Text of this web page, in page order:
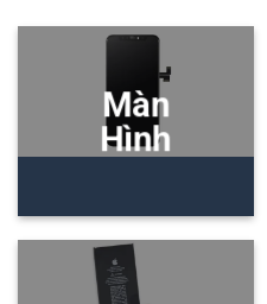
Màn
Hình